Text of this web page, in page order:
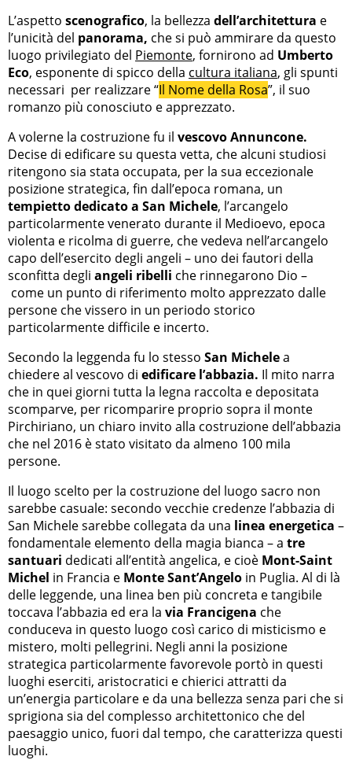
L’aspetto scenografico, la bellezza dell’architettura e
l’unicità del panorama, che si può ammirare da questo
luogo privilegiato del Piemonte, fornirono ad Umberto
Eco, esponente di spicco della cultura italiana, gli spunti
necessari per realizzare “Il Nome della Rosa”, il suo
romanzo più conosciuto e apprezzato.
A volerne la costruzione fu il vescovo Annuncone.
Decise di edificare su questa vetta, che alcuni studiosi
ritengono sia stata occupata, per la sua eccezionale
posizione strategica, fin dall’epoca romana, un
tempietto dedicato a San Michele, l’arcangelo
particolarmente venerato durante il Medioevo, epoca
violenta e ricolma di guerre, che vedeva nell’arcangelo
capo dell’esercito degli angeli – uno dei fautori della
sconfitta degli angeli ribelli che rinnegarono Dio –
come un punto di riferimento molto apprezzato dalle
persone che vissero in un periodo storico
particolarmente difficile e incerto.
Secondo la leggenda fu lo stesso San Michelea
chiedere al vescovo di edificare l’abbazia. Il mito narra
che in quei giorni tutta la legna raccolta e depositata
scomparve, per ricomparire proprio sopra il monte
Pirchiriano, un chiaro invito alla costruzione dell’abbazia
che nel 2016 è stato visitato da almeno 100 mila
persone.
Il luogo scelto per la costruzione del luogo sacro non
sarebbe casuale: secondo vecchie credenze l’abbazia di
San Michele sarebbe collegata da una linea energetica –
fondamentale elemento della magia bianca – a tre
santuari dedicati all’entità angelica, e cioè Mont-Saint
Michel in Francia e Monte Sant’Angelo in Puglia. Al di là
delle leggende, una linea ben più concreta e tangibile
toccava l’abbazia ed era la via Francigena che
conduceva in questo luogo così carico di misticismo e
mistero, molti pellegrini. Negli anni la posizione
strategica particolarmente favorevole portò in questi
luoghi eserciti, aristocratici e chierici attratti da
un’energia particolare e da una bellezza senza pari che si
sprigiona sia del complesso architettonico che del
paesaggio unico, fuori dal tempo, che caratterizza questi
luoghi.